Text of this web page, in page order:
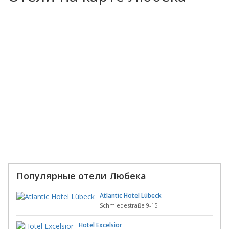
Популярные отели Любека
Atlantic Hotel Lübeck
Schmiedestraße 9-15
Hotel Excelsior